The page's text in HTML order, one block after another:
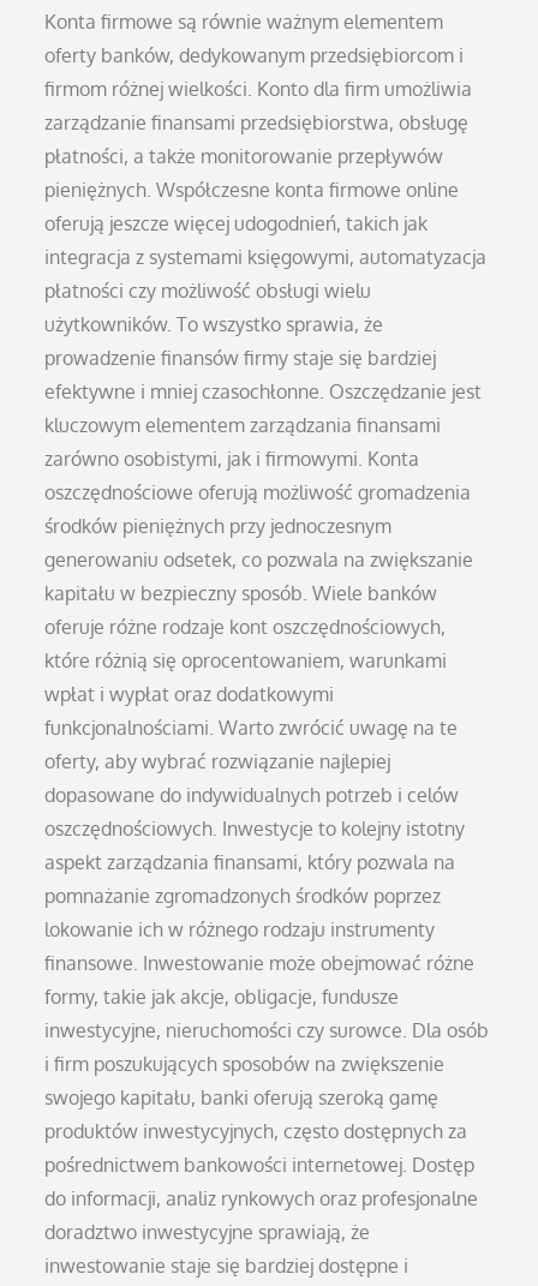
Konta firmowe są równie ważnym elementem
oferty banków, dedykowanym przedsiębiorcom i
firmom różnej wielkości. Konto dla firm umożliwia
zarządzanie finansami przedsiębiorstwa, obsługę
płatności, a także monitorowanie przepływów
pieniężnych. Współczesne konta firmowe online
oferują jeszcze więcej udogodnień, takich jak
integracja z systemami księgowymi, automatyzacja
płatności czy możliwość obsługi wielu
użytkowników. To wszystko sprawia, że
prowadzenie finansów firmy staje się bardziej
efektywne i mniej czasochłonne. Oszczędzanie jest
kluczowym elementem zarządzania finansami
zarówno osobistymi, jak i firmowymi. Konta
oszczędnościowe oferują możliwość gromadzenia
środków pieniężnych przy jednoczesnym
generowaniu odsetek, co pozwala na zwiększanie
kapitału w bezpieczny sposób. Wiele banków
oferuje różne rodzaje kont oszczędnościowych,
które różnią się oprocentowaniem, warunkami
wpłat i wypłat oraz dodatkowymi
funkcjonalnościami. Warto zwrócić uwagę na te
oferty, aby wybrać rozwiązanie najlepiej
dopasowane do indywidualnych potrzeb i celów
oszczędnościowych. Inwestycje to kolejny istotny
aspekt zarządzania finansami, który pozwala na
pomnażanie zgromadzonych środków poprzez
lokowanie ich w różnego rodzaju instrumenty
finansowe. Inwestowanie może obejmować różne
formy, takie jak akcje, obligacje, fundusze
inwestycyjne, nieruchomości czy surowce. Dla osób
i firm poszukujących sposobów na zwiększenie
swojego kapitału, banki oferują szeroką gamę
produktów inwestycyjnych, często dostępnych za
pośrednictwem bankowości internetowej. Dostęp
do informacji, analiz rynkowych oraz profesjonalne
doradztwo inwestycyjne sprawiają, że
inwestowanie staje się bardziej dostępne i